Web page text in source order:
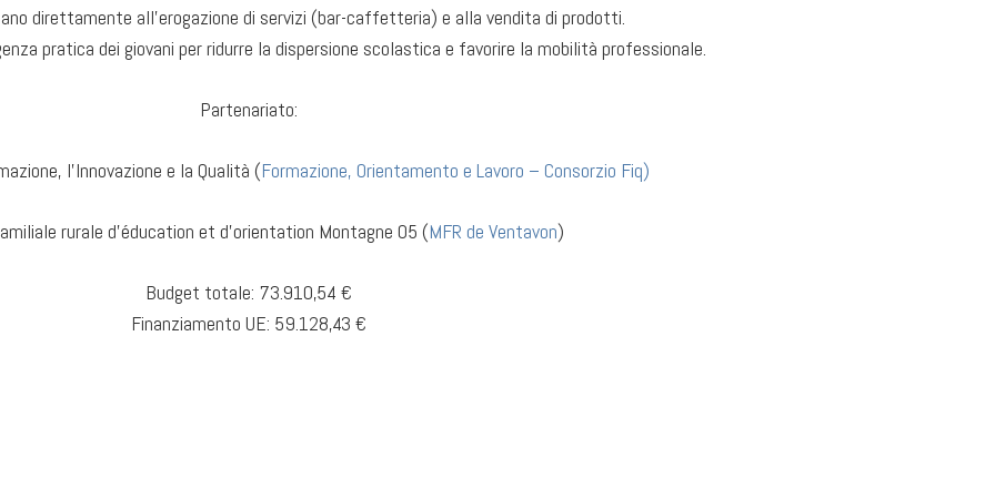
direttamente all’erogazione di servizi (bar-caffetteria) e alla vendita di prodotti.
pratica dei giovani per ridurre la dispersione scolastica e favorire la mobilità professionale.
Partenariato:
l’Innovazione e la Qualità (Formazione, Orientamento e Lavoro – Consorzio Fiq)
rurale d’éducation et d’orientation Montagne 05 (MFR de Ventavon)
Budget totale: 73.910,54 €
Finanziamento UE: 59.128,43 €